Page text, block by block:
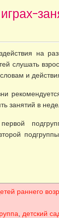
на
слушать
и
занятий в
раннего
детский